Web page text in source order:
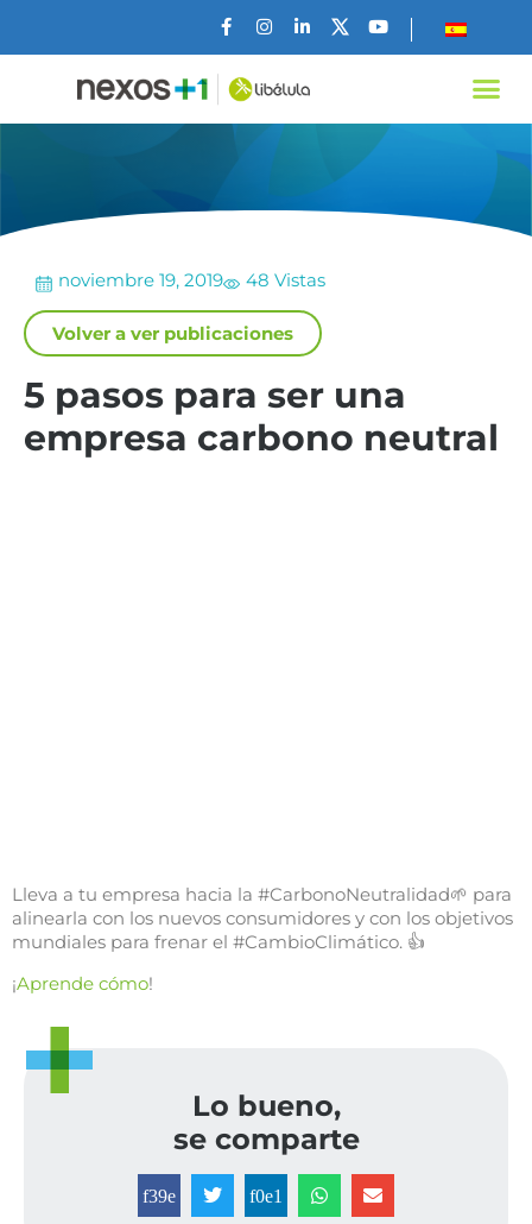
noviembre 19, 2019 48 Vistas
Volver a ver publicaciones
5 pasos para ser una
empresa carbono neutral
Lleva a tu empresa hacia la #CarbonoNeutralidad🌱 para
alinearla con los nuevos consumidores y con los objetivos
mundiales para frenar el #CambioClimático. 👍
¡Aprende cómo!
Lo bueno,
se comparte